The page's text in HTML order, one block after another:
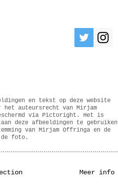
en tekst op deze website
het auteursrecht van Mirjam
via Pictoright. Het is
deze afbeeldingen te gebruiken
van Mirjam Offringa en de
de foto.
Meer info